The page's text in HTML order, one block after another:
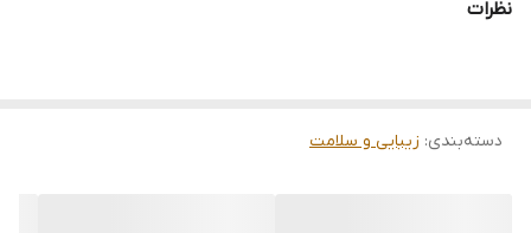
نظرات
دسته‌بندی: زیبایی و سلامت